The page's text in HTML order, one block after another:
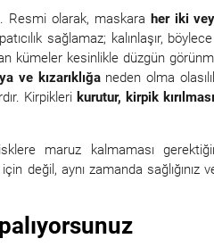
Resmi olarak, maskara her iki
sağlamaz; kalınlaşır,
kümeler kesinlikle düzgün
ve kızarıklığaneden olma
Kirpikleri kurutur, kirpik
maruz kalmaması
değil, aynı zamanda sağlığınız